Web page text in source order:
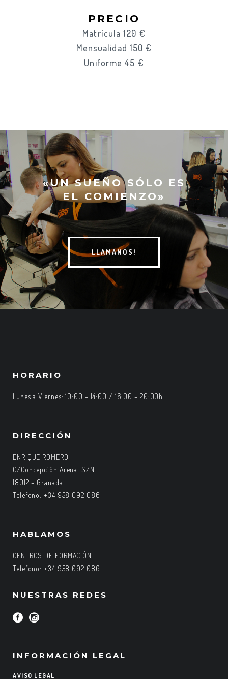
PRECIO
Matrícula 120 €
Mensualidad 150 €
Uniforme 45 €
«UN SUEÑO SÓLO ES
EL COMIENZO»
LLAMANOS!
HORARIO
Lunes a Viernes: 10:00 – 14:00 / 16:00 – 20:00h
DIRECCIÓN
ENRIQUE ROMERO
C/Concepción Arenal S/N
18012 – Granada
Telefono: +34 958 092 086
HABLAMOS
CENTROS DE FORMACIÓN.
Telefono: +34 958 092 086
NUESTRAS REDES
INFORMACIÓN LEGAL
AVISO LEGAL